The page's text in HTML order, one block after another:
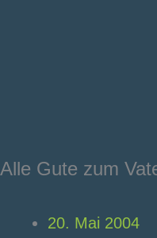
Alle Gute zum
20. Mai 2004